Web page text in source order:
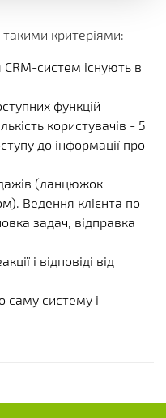
такими критеріями:
систем існують в
функцій
користувачів - 5
до інформації про
(ланцюжок
Ведення клієнта по
задач, відправка
і відповіді від
саму систему і